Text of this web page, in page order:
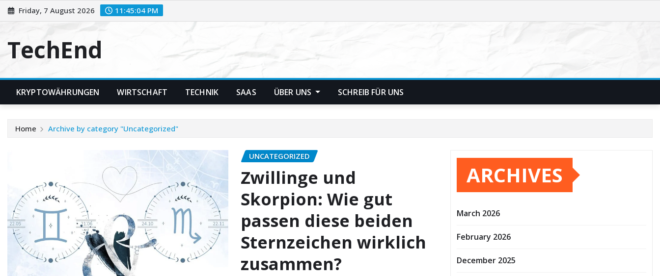
Skip
to
Friday, 7 August 2026 11:45:05 PM
TechEnd
KRYPTOWÄHRUNGEN WIRTSCHAFT TECHNIK SAAS ÜBER UNS SCHREIB FÜR UNS
Home Archive by category "Uncategorized"
UNCATEGORIZED
Zwillinge und
Skorpion: Wie gut
passen diese beiden
Sternzeichen wirklich
zusammen?
ARCHIVES
March 2026
February 2026
December 2025